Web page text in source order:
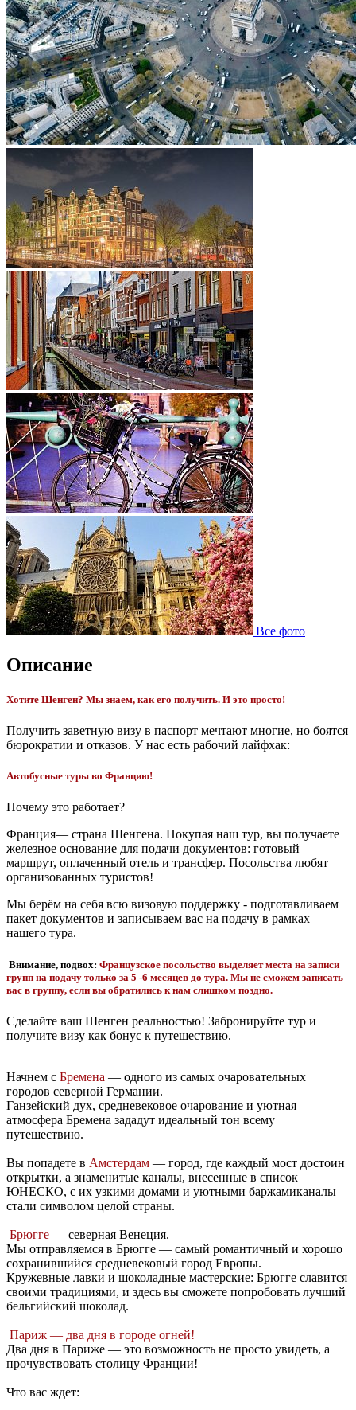
Все фото
Описание
Хотите Шенген? Мы знаем, как его получить. И это просто!
Получить заветную визу в паспорт мечтают многие, но боятся
бюрократии и отказов. У нас есть рабочий лайфхак:
Автобусные туры во Францию!
Почему это работает?
Франция— страна Шенгена. Покупая наш тур, вы получаете
железное основание для подачи документов: готовый
маршрут, оплаченный отель и трансфер. Посольства любят
организованных туристов!
Мы берём на себя всю визовую поддержку - подготавливаем
пакет документов и записываем вас на подачу в рамках
нашего тура.
Внимание, подвох: Французское посольство выделяет места на записи
групп на подачу только за 5 -6 месяцев до тура. Мы не сможем записать
вас в группу, если вы обратились к нам слишком поздно.
Сделайте ваш Шенген реальностью! Забронируйте тур и
получите визу как бонус к путешествию.
Начнем с Бремена — одного из самых очаровательных
городов северной Германии.
Ганзейский дух, средневековое очарование и уютная
атмосфера Бремена зададут идеальный тон всему
путешествию.
Вы попадете в Амстердам — город, где каждый мост достоин
открытки, а знаменитые каналы, внесенные в список
ЮНЕСКО, с их узкими домами и уютными баржамиканалы
стали символом целой страны.
Брюгге — северная Венеция.
Мы отправляемся в Брюгге — самый романтичный и хорошо
сохранившийся средневековый город Европы.
Кружевные лавки и шоколадные мастерские: Брюгге славится
своими традициями, и здесь вы сможете попробовать лучший
бельгийский шоколад.
Париж — два дня в городе огней!
Два дня в Париже — это возможность не просто увидеть, а
прочувствовать столицу Франции!
Что вас ждет: